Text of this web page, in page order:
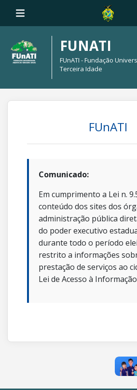
FUNATI
FUnATI - Fundação
Terceira Idade
FUnATI
Comunicado:
Em cumprimento a Lei n.
conteúdo dos sites dos
administração pública
do poder executivo
durante todo o período
restrito a informações
prestação de serviços ao
Lei de Acesso à